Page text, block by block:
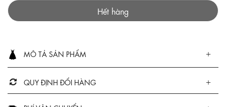
Hết hàng
MÔ TẢ SẢN PHẨM
QUY ĐỊNH ĐỔI HÀNG